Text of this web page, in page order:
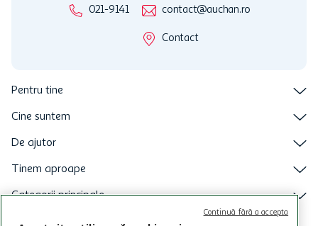
021-9141 contact@auchan.ro
Contact
Pentru tine
Cine suntem
De ajutor
Tinem aproape
Categorii principale
Continuă fără a accepta